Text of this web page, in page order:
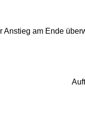
Anstieg am Ende